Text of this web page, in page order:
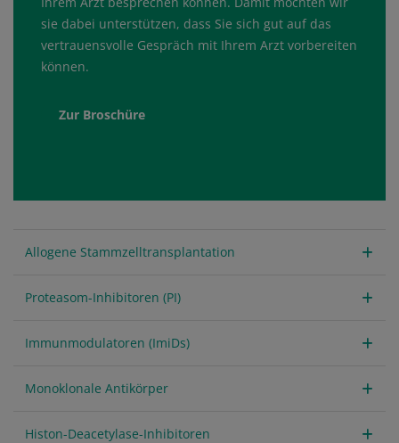
sie dabei unterstützen, dass Sie sich gut auf das
vertrauensvolle Gespräch mit Ihrem Arzt vorbereiten
können.
Zur Broschüre
Allogene Stammzelltransplantation
Proteasom-Inhibitoren (PI)
Immunmodulatoren (ImiDs)
Monoklonale Antikörper
Histon-Deacetylase-Inhibitoren